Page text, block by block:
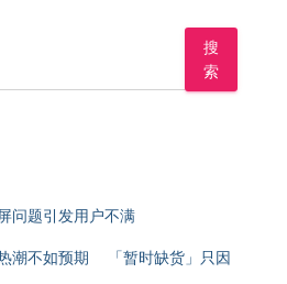
搜
索
问题引发用户不满
潮不如预期 「暂时缺货」只因